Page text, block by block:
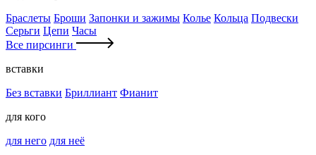
Браслеты Броши Запонки и зажимы Колье Кольца Подвески
Серьги Цепи Часы
Все пирсинги
вставки
Без вставки Бриллиант Фианит
для кого
для него для неё